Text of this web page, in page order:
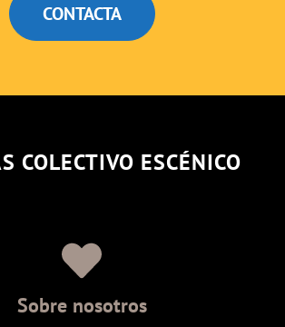
CONTACTA
COLECTIVO ESCÉNICO
Sobre nosotros